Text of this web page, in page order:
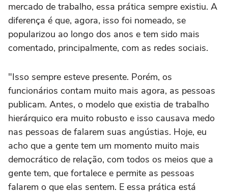
mercado de trabalho, essa prática sempre existiu. A
diferença é que, agora, isso foi nomeado, se
popularizou ao longo dos anos e tem sido mais
comentado, principalmente, com as redes sociais.
"Isso sempre esteve presente. Porém, os
funcionários contam muito mais agora, as pessoas
publicam. Antes, o modelo que existia de trabalho
hierárquico era muito robusto e isso causava medo
nas pessoas de falarem suas angústias. Hoje, eu
acho que a gente tem um momento muito mais
democrático de relação, com todos os meios que a
gente tem, que fortalece e permite as pessoas
falarem o que elas sentem. E essa prática está